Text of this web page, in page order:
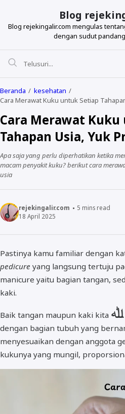
Blog
Blog rejekingalir.com mengulas
dengan sudut
Beranda
kesehatan
Cara Merawat Kuku untuk Setiap
Cara Merawat
Tahapan Usia, Yuk
Apa saja yang perlu diperhatikan ketika
macam penyakit kuku? berikut cara
usia
rejekingalir.com 5 mins read
18 April 2025
Pastinya kamu familiar dengan
pedicure yang langsung tertuju
manicure yaitu bagian tangan,
kaki.
Baik tangan maupun kaki kita ﷲ
dengan bagian tubuh yang
menyesuaikan dengan anggota
kukunya yang mungil,